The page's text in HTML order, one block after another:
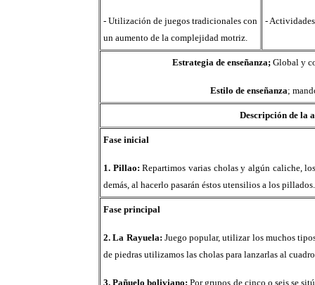
- Utilización de juegos tradicionales con
un aumento de la complejidad motriz.
-
Estrategia de enseñanza; Global y
Estilo de enseñanza;
Descripción de la
Fase inicial
1. Pillao:Repartimos varias cholas y algún caliche,
demás, al hacerlo pasarán éstos utensilios a los pillados.
Fase principal
2. La Rayuela: Juego popular, utilizar los muchos
de piedras utilizamos las cholas para lanzarlas al
3. Pañuelo boliviano:Por grupos de cinco o seis se